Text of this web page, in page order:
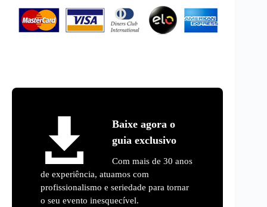
Baixe agora o
guia exclusivo
Com mais de 30 anos
de experiência, atuamos com
profissionalismo e seriedade para tornar
o seu evento inesquecível.